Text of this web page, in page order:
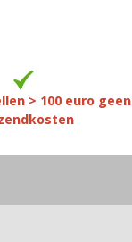
> 100 euro geen